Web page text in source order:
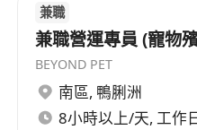
兼職
兼職營運專員 (寵物
BEYOND PET
南區, 鴨脷洲
8小時以上/天, 工作